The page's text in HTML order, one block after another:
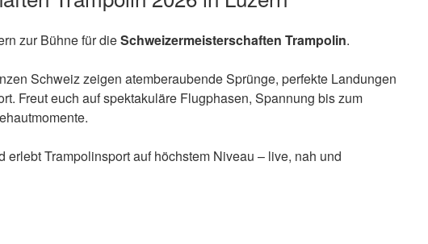
zur Bühne für dieSchweizermeisterschaften Trampolin.
Schweiz zeigen atemberaubende Sprünge, perfekte Landungen
Freut euch auf spektakuläre Flugphasen, Spannung bis zum
erlebt Trampolinsport auf höchstem Niveau – live, nah und